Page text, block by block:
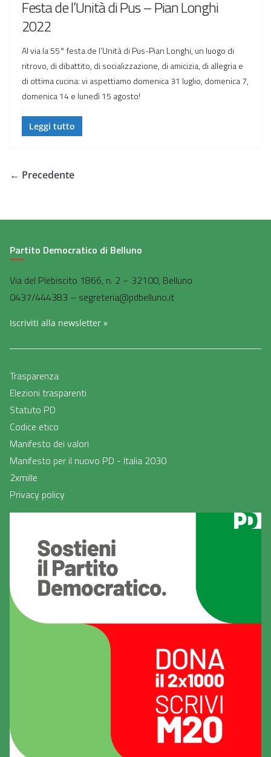
Festa de l’Unità di Pus – Pian Longhi
2022
Al via la 55° festa de l’Unità di Pus-Pian Longhi, un luogo di
ritrovo, di dibattito, di socializzazione, di amicizia, di allegria e
di ottima cucina: vi aspettiamo domenica 31 luglio, domenica 7,
domenica 14 e lunedì 15 agosto!
Leggi tutto
← Precedente
Partito Democratico di Belluno
Via del Plebiscito 1866, n. 2 – 32100, Belluno
0437/444383 – segreteria@pdbelluno.it
Iscriviti alla newsletter »
Trasparenza
Elezioni trasparenti
Statuto PD
Codice etico
Manifesto dei valori
Manifesto per il nuovo PD - Italia 2030
2xmille
Privacy policy